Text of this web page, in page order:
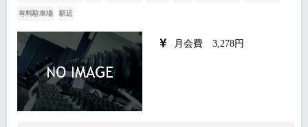
有料駐車場 駅近
月会費 3,278円